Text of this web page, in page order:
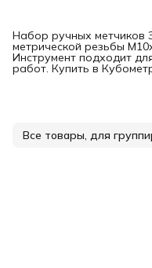
Набор ручных метчиков
метрической резьбы
Инструмент подходит
работ. Купить в
Все товары, для